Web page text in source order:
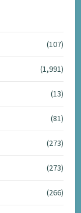
(107)
(1,991)
(13)
(81)
(273)
(273)
(266)